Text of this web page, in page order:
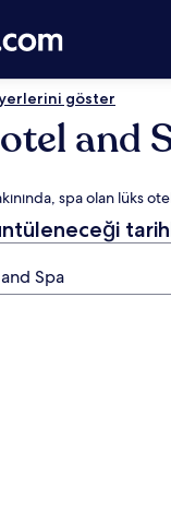
yerlerini göster
and
spa olan lüks